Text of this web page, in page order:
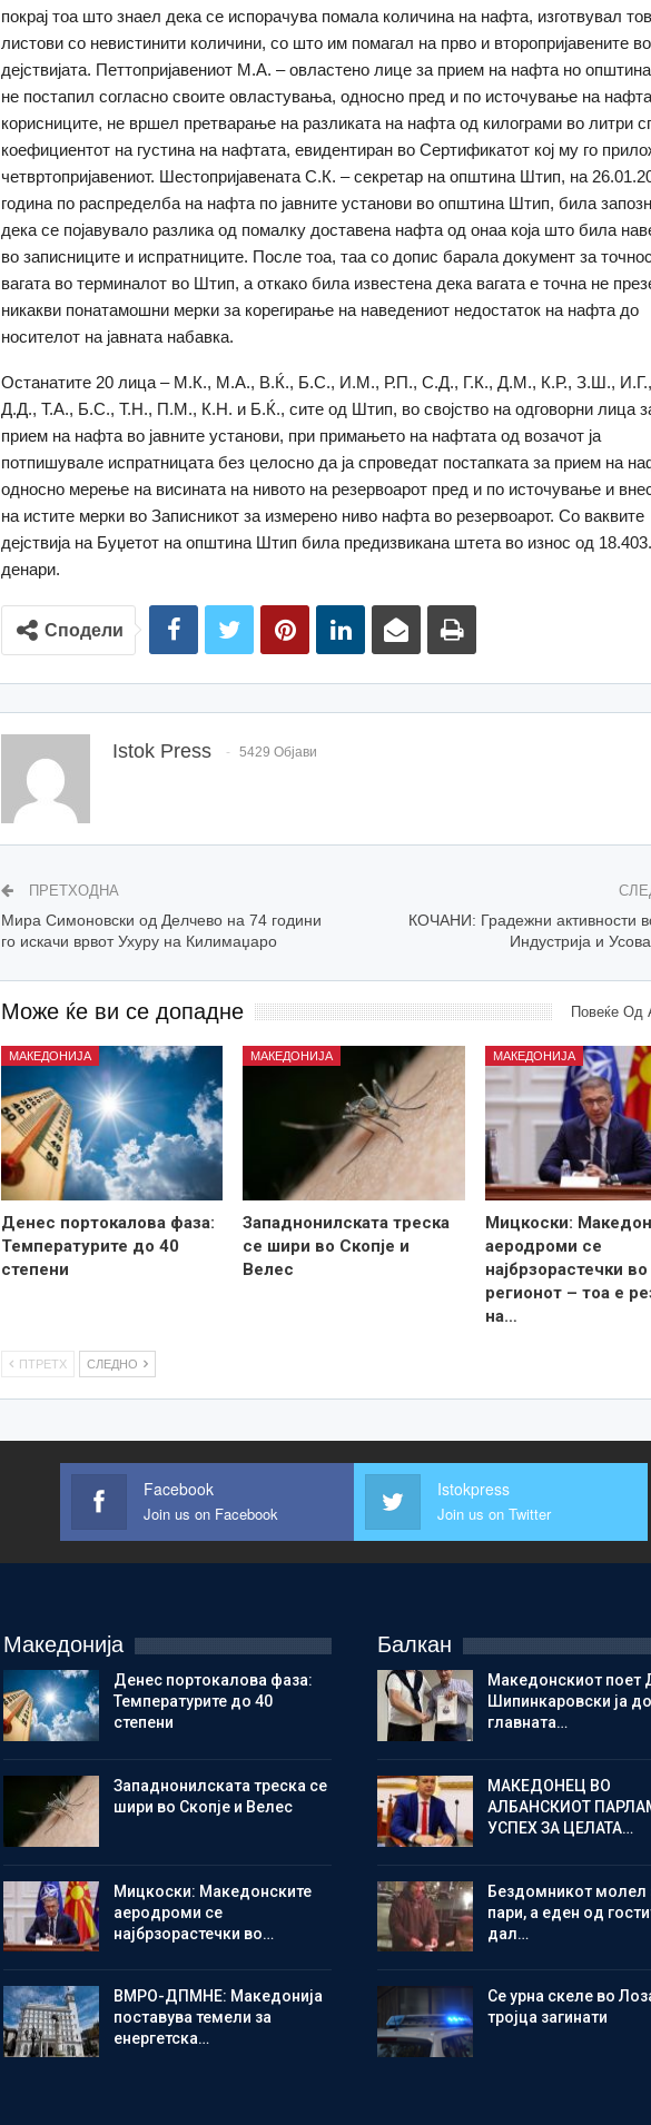
покрај тоа што знаел дека се испорачува помала количина на нафта, изготвувал
листови со невистинити количини, со што им помагал на прво и второпријавените во
дејствијата. Петтопријавениот М.А. – овластено лице за прием на нафта но
не постапил согласно своите овластувања, односно пред и по источување на нафта
корисниците, не вршел претварање на разликата на нафта од килограми во литри
коефициентот на густина на нафтата, евидентиран во Сертификатот кој му го
четвртопријавениот. Шестопријавената С.К. – секретар на општина Штип, на
година по распределба на нафта по јавните установи во општина Штип, била
дека се појавувало разлика од помалку доставена нафта од онаа која што била
во записниците и испратниците. После тоа, таа со допис барала документ за
вагата во терминалот во Штип, а откако била известена дека вагата е точна не
никакви понатамошни мерки за корегирање на наведениот недостаток на нафта до
носителот на јавната набавка.
Останатите 20 лица – М.К., М.А., В.Ќ., Б.С., И.М., Р.П., С.Д., Г.К., Д.М., К.Р., З.Ш.,
Д.Д., Т.А., Б.С., Т.Н., П.М., К.Н. и Б.Ќ., сите од Штип, во својство на одговорни лица
прием на нафта во јавните установи, при примањето на нафтата од возачот ја
потпишувале испратницата без целосно да ја спроведат постапката за прием на
односно мерење на висината на нивото на резервоарот пред и по источување и
на истите мерки во Записникот за измерено ниво нафта во резервоарот. Со ваквите
дејствија на Буџетот на општина Штип била предизвикана штета во износ од
денари.
Сподели
Istok Press 5429 Објави
ПРЕТХОДНА
Мира Симоновски од Делчево на 74 години
го искачи врвот Ухуру на Килимаџаро
КОЧАНИ: Градежни активности
Индустрија и
Може ќе ви се допадне Повеќе Од
МАКЕДОНИЈА
Денес портокалова фаза:
Температурите до 40
степени
МАКЕДОНИЈА
Западнонилската треска
се шири во Скопје и
Велес
МАКЕДОНИЈА
Мицкоски:
аеродроми се
најбрзорастечки во
регионот – тоа е
на…
ПТРЕТХ СЛЕДНО
Facebook
Join us on Facebook
Istokpress
Join us on Twitter
Македонија
Денес портокалова фаза:
Температурите до 40
степени
Западнонилската треска се
шири во Скопје и Велес
Мицкоски: Македонските
аеродроми се
најбрзорастечки во…
ВМРО-ДПМНЕ: Македонија
поставува темели за
енергетска…
Балкан
Македонскиот поет
Шипинкаровски ја
главната…
МАКЕДОНЕЦ ВО
АЛБАНСКИОТ
УСПЕХ ЗА ЦЕЛАТА…
Бездомникот молел
пари, а еден од
дал…
Се урна скеле во
тројца загинати